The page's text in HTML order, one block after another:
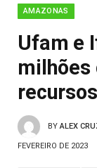
AMAZONAS
Ufam e
milhões
BY ALEX
FEVEREIRO DE 2023